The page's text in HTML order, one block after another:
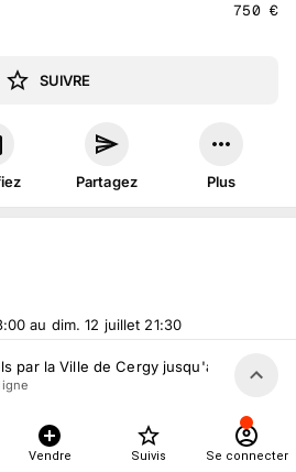
750 €
SUIVRE
Partagez Plus
au dim. 12 juillet 21:30
parVille de Cergy
par la Ville de Cergy jusqu'au 12 Juillet
Vendre Suivis Se connecter